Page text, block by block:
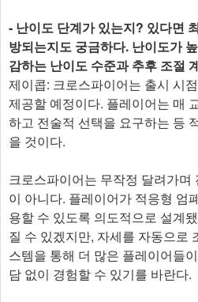
- 난이도 단계가 있는지? 있다면
방되는지도 궁금하다. 난이도가
감하는 난이도 수준과 추후 조절
제이콥: 크로스파이어는 출시 시
제공할 예정이다. 플레이어는 매
하고 전술적 선택을 요구하는 등
을 것이다.
크로스파이어는 무작정 달려가며
이 아니다. 플레이어가 적응형 엄
용할 수 있도록 의도적으로 설계
질 수 있겠지만, 자세를 자동으로
스템을 통해 더 많은 플레이어들
담 없이 경험할 수 있기를 바란다.